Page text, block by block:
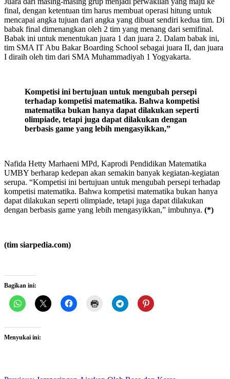
final, dengan ketentuan tim harus membuat operasi hitung untuk
mencapai angka tujuan dari angka yang dibuat sendiri kedua tim. Di
babak final dimenangkan oleh 2 tim yang menang dari semifinal.
Babak ini untuk menentukan juara 1 dan juara 2. Dalam babak ini,
tim SMA IT Abu Bakar Boarding School sebagai juara II, dan juara
I diraih oleh tim dari SMA Muhammadiyah 1 Yogyakarta.
Kompetisi ini bertujuan untuk mengubah persepi
terhadap kompetisi matematika. Bahwa kompetisi
matematika bukan hanya dapat dilakukan seperti
olimpiade, tetapi juga dapat dilakukan dengan
berbasis game yang lebih mengasyikkan,”
Nafida Hetty Marhaeni MPd, Kaprodi Pendidikan Matematika
UMBY berharap kedepan akan semakin banyak kegiatan-kegiatan
serupa. “Kompetisi ini bertujuan untuk mengubah persepi terhadap
kompetisi matematika. Bahwa kompetisi matematika bukan hanya
dapat dilakukan seperti olimpiade, tetapi juga dapat dilakukan
dengan berbasis game yang lebih mengasyikkan,” imbuhnya. (*)
(tim siarpedia.com)
Bagikan ini:
Menyukai ini: